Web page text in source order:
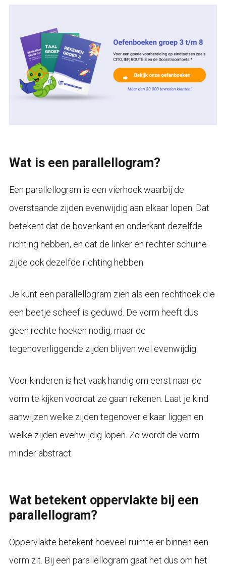
Wat is een parallellogram?
Een parallellogram is een vierhoek waarbij de
overstaande zijden evenwijdig aan elkaar lopen. Dat
betekent dat de bovenkant en onderkant dezelfde
richting hebben, en dat de linker en rechter schuine
zijde ook dezelfde richting hebben.
Je kunt een parallellogram zien als een rechthoek die
een beetje scheef is geduwd. De vorm heeft dus
geen rechte hoeken nodig, maar de
tegenoverliggende zijden blijven wel evenwijdig.
Voor kinderen is het vaak handig om eerst naar de
vorm te kijken voordat ze gaan rekenen. Laat je kind
aanwijzen welke zijden tegenover elkaar liggen en
welke zijden evenwijdig lopen. Zo wordt de vorm
minder abstract.
Wat betekent oppervlakte bij een
parallellogram?
Oppervlakte betekent hoeveel ruimte er binnen een
vorm zit. Bij een parallellogram gaat het dus om het